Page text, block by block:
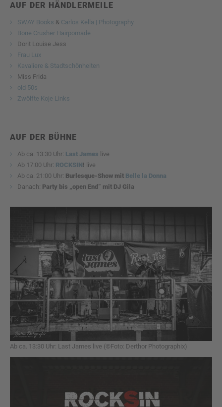
AUF DER HÄNDLERMEILE
SWAY Books & Carlos Kella | Photography
Bone Crusher Hairpomade
Dorit Louise Jess
Frau Lux
Kavaliere & Stadtschönheiten
Miss Frida
old 50s
Zwölfte Koje Links
AUF DER BÜHNE
Ab ca. 13:30 Uhr: Last James live
Ab 17:00 Uhr: ROCKSIN! live
Ab ca. 21:00 Uhr: Burlesque-Show mit Belle la Donna
Danach: Party bis „open End“ mit DJ Gila
Ab ca. 13:30 Uhr: Last James live (©Foto: Derthor Photographix)